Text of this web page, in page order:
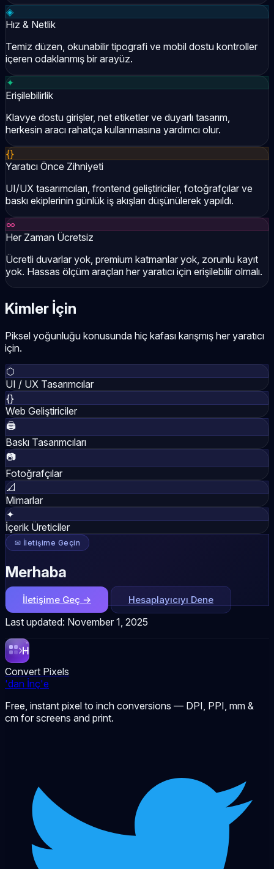
◈
Hız & Netlik
Temiz düzen, okunabilir tipografi ve mobil dostu kontroller
içeren odaklanmış bir arayüz.
✦
Erişilebilirlik
Klavye dostu girişler, net etiketler ve duyarlı tasarım,
herkesin aracı rahatça kullanmasına yardımcı olur.
{}
Yaratıcı Önce Zihniyeti
UI/UX tasarımcıları, frontend geliştiriciler, fotoğrafçılar ve
baskı ekiplerinin günlük iş akışları düşünülerek yapıldı.
∞
Her Zaman Ücretsiz
Ücretli duvarlar yok, premium katmanlar yok, zorunlu kayıt
yok. Hassas ölçüm araçları her yaratıcı için erişilebilir olmalı.
Kimler İçin
Piksel yoğunluğu konusunda hiç kafası karışmış her yaratıcı
için.
⬡
UI / UX Tasarımcılar
{}
Web Geliştiriciler
🖨
Baskı Tasarımcıları
📷
Fotoğrafçılar
📐
Mimarlar
✦
İçerik Üreticiler
✉ İletişime Geçin
Merhaba
İletişime Geç → Hesaplayıcıyı Dene
Last updated: November 1, 2025
Convert Pixels
'dan İnç'e
Free, instant pixel to inch conversions — DPI, PPI, mm &
cm for screens and print.